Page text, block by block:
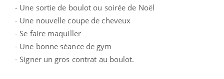
- Une sortie de boulot ou soirée de Noël
- Une nouvelle coupe de cheveux
- Se faire maquiller
- Une bonne séance de gym
- Signer un gros contrat au boulot.